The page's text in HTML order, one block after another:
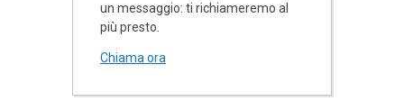
un messaggio: ti richiameremo al
più presto.
Chiama ora